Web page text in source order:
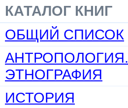
КАТАЛОГ КНИГ
ОБЩИЙ СПИСОК
АНТРОПОЛОГИЯ.
ЭТНОГРАФИЯ
ИСТОРИЯ